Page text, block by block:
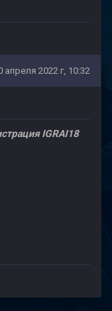
апреля 2022 г, 10:32
IGRAI18